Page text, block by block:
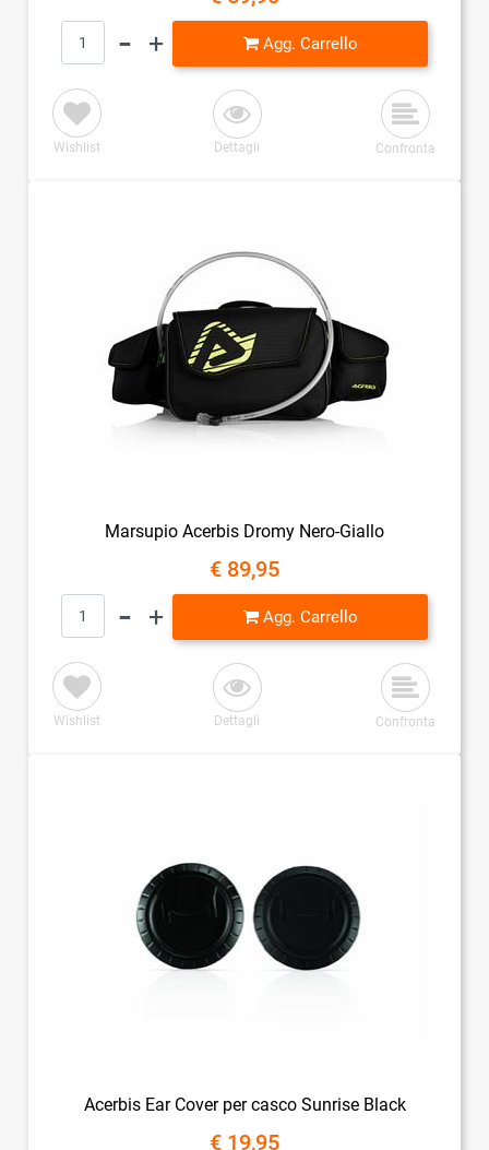
Quantità
Agg. Carrello
Wishlist Dettagli Confronta
Marsupio Acerbis Dromy Nero-Giallo
€ 89,95
Quantità
Agg. Carrello
Wishlist Dettagli Confronta
Acerbis Ear Cover per casco Sunrise Black
€ 19,95